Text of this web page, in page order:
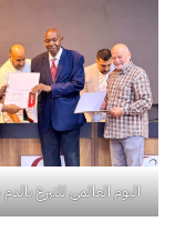
اليوم العالمي للتبرع بالدم 2026 45